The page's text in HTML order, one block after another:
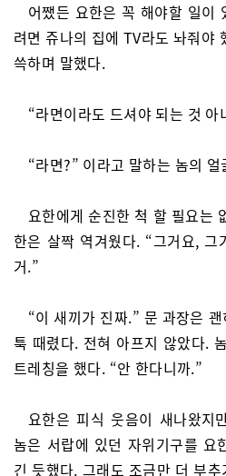
어쨌든 요한은 꼭 해야할 일이
려면 쥬나의 집에 TV라도 놔줘야
쓱하며 말했다.
“라면이라도 드셔야 되는 것 아
“라면?” 이라고 말하는 놈의
요한에게 순진한 척 할 필요는
한은 살짝 역겨웠다. “그거요,
거.”
“이 새끼가 진짜.” 문 과장은
툭 때렸다. 전혀 아프지 않았다.
트레칭을 했다. “안 한다니까.”
요한은 피식 웃음이 새나왔지
놈은 서랍에 있던 자위기구를 요
긴 듯했다. 그래도 조금만 더 부